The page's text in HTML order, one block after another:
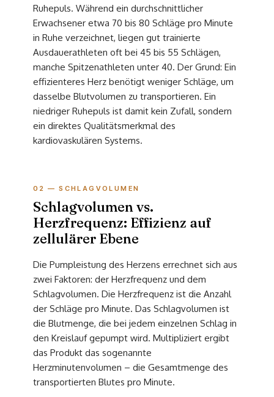
Ruhepuls. Während ein durchschnittlicher
Erwachsener etwa 70 bis 80 Schläge pro Minute
in Ruhe verzeichnet, liegen gut trainierte
Ausdauerathleten oft bei 45 bis 55 Schlägen,
manche Spitzenathleten unter 40. Der Grund: Ein
effizienteres Herz benötigt weniger Schläge, um
dasselbe Blutvolumen zu transportieren. Ein
niedriger Ruhepuls ist damit kein Zufall, sondern
ein direktes Qualitätsmerkmal des
kardiovaskulären Systems.
02 — SCHLAGVOLUMEN
Schlagvolumen vs.
Herzfrequenz: Effizienz auf
zellulärer Ebene
Die Pumpleistung des Herzens errechnet sich aus
zwei Faktoren: der Herzfrequenz und dem
Schlagvolumen. Die Herzfrequenz ist die Anzahl
der Schläge pro Minute. Das Schlagvolumen ist
die Blutmenge, die bei jedem einzelnen Schlag in
den Kreislauf gepumpt wird. Multipliziert ergibt
das Produkt das sogenannte
Herzminutenvolumen – die Gesamtmenge des
transportierten Blutes pro Minute.